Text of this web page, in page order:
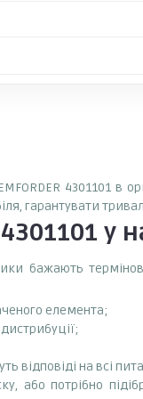
4301101 в
гарантувати
у
бажають
елемента;
відповіді на всі
або потрібно